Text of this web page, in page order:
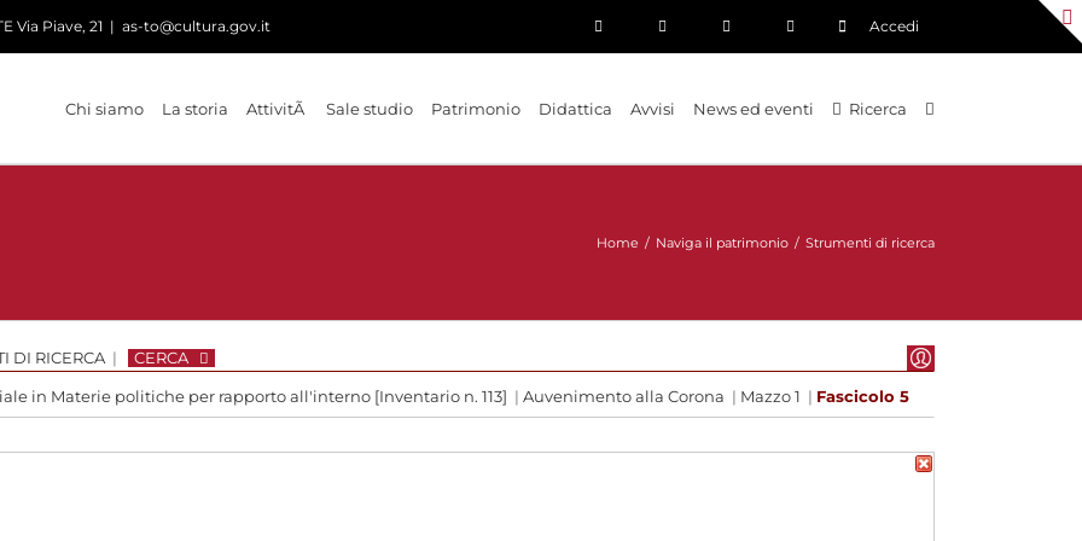
Via Piave, 21 | as-to@cultura.gov.it Accedi
Chi siamo La storia AttivitÃ Sale studio Patrimonio Didattica Avvisi News ed eventi Ricerca
Home / Naviga il patrimonio / Strumenti di ricerca
DI RICERCA | CERCA
in Materie politiche per rapporto all'interno [Inventario n. 113] | Auvenimento alla Corona | Mazzo 1 | Fascicolo 5